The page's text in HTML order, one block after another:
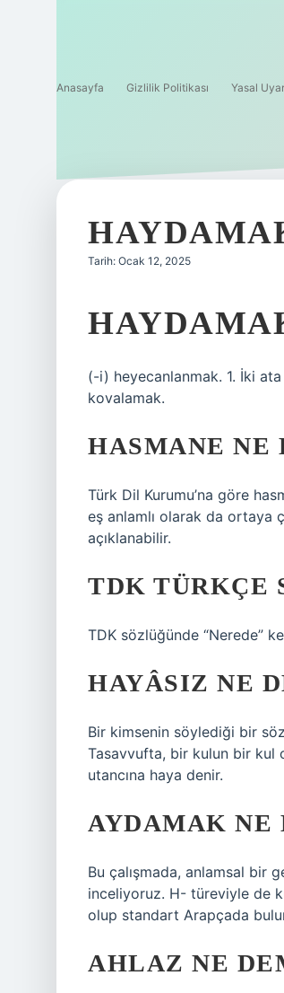
Anasayfa Gizlilik Politikası Yasal
Tarih: Ocak 12, 2025
(-i) heyecanlanmak. 1. İki
kovalamak.
HASMANE NE
Türk Dil Kurumu’na göre
eş anlamlı olarak da ortaya
açıklanabilir.
TDK TÜRKÇE
TDK sözlüğünde “Nerede”
HAYÂSIZ NE
Bir kimsenin söylediği bir
Tasavvufta, bir kulun bir kul
utancına haya denir.
AYDAMAK NE
Bu çalışmada, anlamsal bir
inceliyoruz. H- türeviyle de
olup standart Arapçada
AHLAZ NE